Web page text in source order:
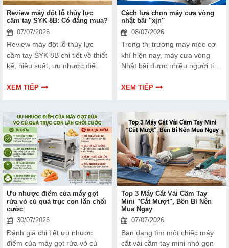
Review máy đột lỗ thủy lực
cầm tay SYK 8B: Có đáng mua?
07/07/2026
Review máy đột lỗ thủy lực
cầm tay SYK 8B chi tiết về thiết
kế, hiệu suất, ưu nhược điểm
hiểu ngay trước khi quyết định
XEM TIẾP
Cách lựa chọn máy cưa vòng
nhật bãi "xịn"
08/07/2026
Trong thị trường máy móc cơ
khí hiện nay, máy cưa vòng
Nhật bãi được nhiều người tin
giá hợp lý. Việc nắm được
tư hiệu quả và tránh những rủi
ro không đáng có.
XEM TIẾP
Ưu nhược điểm của máy gọt
rửa vỏ củ quả trục con lăn chổi
cước
30/07/2026
Đánh giá chi tiết ưu nhược
điểm của máy gọt rửa vỏ củ
Top 3 Máy Cắt Vải Cầm Tay
Mini "Cắt Mượt", Bền Bỉ Nên
Mua Ngay
07/07/2026
Bạn đang tìm một chiếc máy
cắt vải cầm tay mini nhỏ gọn